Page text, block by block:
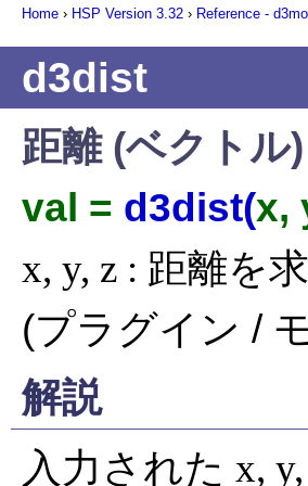
Home › HSP Version 3.32 › Reference -
d3dist
距離 (ベクトル
val = d3dist(x,
x, y, z : 距離を
(プラグイン /
解説
入力された x,